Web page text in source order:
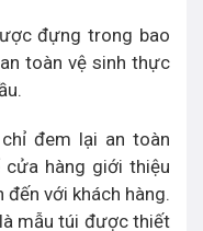
đựng trong bao
toàn vệ sinh thực
đem lại an toàn
hàng giới thiệu
với khách hàng.
mẫu túi được thiết